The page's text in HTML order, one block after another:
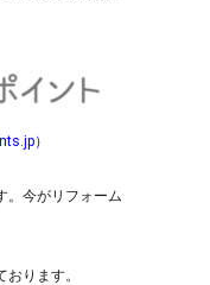
）
。今がリフォーム
ります。